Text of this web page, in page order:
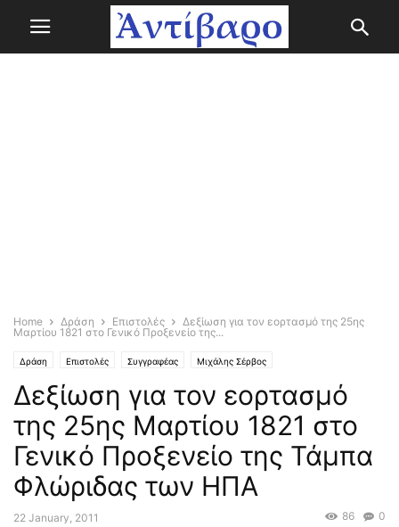
Home Δράση Επιστολές
Δεξίωση για τον εορτασμό της 25ης
Μαρτίου 1821 στο Γενικό Προξενείο της...
Δράση Επιστολές Συγγραφέας Μιχάλης Σέρβος
Δεξίωση για τον εορτασμό
της 25ης Μαρτίου 1821 στο
Γενικό Προξενείο της Τάμπα
Φλώριδας των ΗΠΑ
22 January, 2011 0
86